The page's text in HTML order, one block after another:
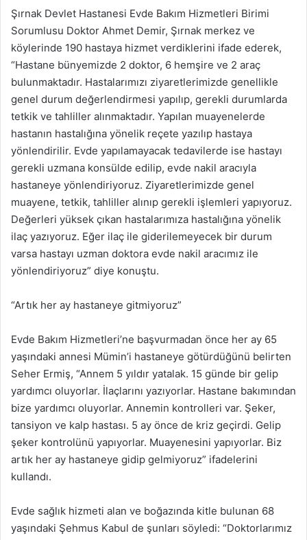
Şırnak Devlet Hastanesi Evde Bakım Hizmetleri Birimi
Sorumlusu Doktor Ahmet Demir, Şırnak merkez ve
köylerinde 190 hastaya hizmet verdiklerini ifade ederek,
“Hastane bünyemizde 2 doktor, 6 hemşire ve 2 araç
bulunmaktadır. Hastalarımızı ziyaretlerimizde genellikle
genel durum değerlendirmesi yapılıp, gerekli durumlarda
tetkik ve tahliller alınmaktadır. Yapılan muayenelerde
hastanın hastalığına yönelik reçete yazılıp hastaya
yönlendirilir. Evde yapılamayacak tedavilerde ise hastayı
gerekli uzmana konsülde edilip, evde nakil aracıyla
hastaneye yönlendiriyoruz. Ziyaretlerimizde genel
muayene, tetkik, tahliller alınıp gerekli işlemleri yapıyoruz.
Değerleri yüksek çıkan hastalarımıza hastalığına yönelik
ilaç yazıyoruz. Eğer ilaç ile giderilemeyecek bir durum
varsa hastayı uzman doktora evde nakil aracımız ile
yönlendiriyoruz” diye konuştu.
“Artık her ay hastaneye gitmiyoruz”
Evde Bakım Hizmetleri’ne başvurmadan önce her ay 65
yaşındaki annesi Mümin’i hastaneye götürdüğünü belirten
Seher Ermiş, “Annem 5 yıldır yatalak. 15 günde bir gelip
yardımcı oluyorlar. İlaçlarını yazıyorlar. Hastane bakımından
bize yardımcı oluyorlar. Annemin kontrolleri var. Şeker,
tansiyon ve kalp hastası. 5 ay önce de kriz geçirdi. Gelip
şeker kontrolünü yapıyorlar. Muayenesini yapıyorlar. Biz
artık her ay hastaneye gidip gelmiyoruz” ifadelerini
kullandı.
Evde sağlık hizmeti alan ve boğazında kitle bulunan 68
yaşındaki Şehmus Kabul de şunları söyledi: “Doktorlarımız